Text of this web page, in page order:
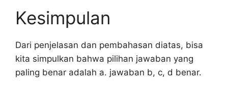
Kesimpulan
Dari penjelasan dan pembahasan diatas, bisa
kita simpulkan bahwa pilihan jawaban yang
paling benar adalah a. jawaban b, c, d benar.